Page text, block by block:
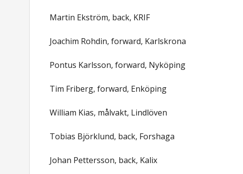
Martin Ekström, back, KRIF
Joachim Rohdin, forward, Karlskrona
Pontus Karlsson, forward, Nyköping
Tim Friberg, forward, Enköping
William Kias, målvakt, Lindlöven
Tobias Björklund, back, Forshaga
Johan Pettersson, back, Kalix